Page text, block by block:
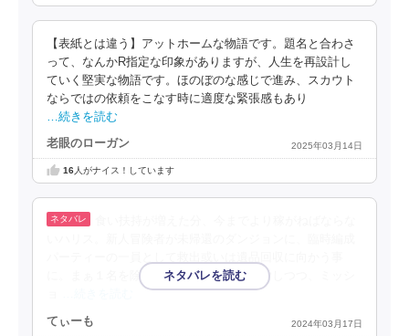
【表紙とは違う】アットホームな物語です。題名と合わさ
って、なんかR指定な印象がありますが、人生を再設計し
ていく堅実な物語です。ほのぼのな感じで進み、スカウト
ならではの依頼をこなす時に適度な緊張感もあり
…続きを読む
老眼のローガン 2025年03月14日
16人がナイス！しています
に。まぁ１名を除きクズの寄せ集めで苦労しつつ、ミッシ
てぃーも 2024年03月17日